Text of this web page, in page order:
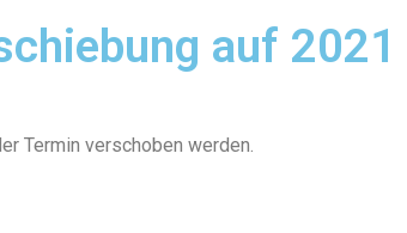
auf 2021
Termin verschoben werden.